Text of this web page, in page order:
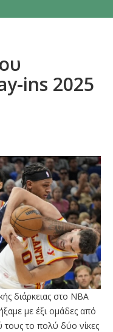
ins 2025
διάρκειας στο ΝΒΑ
με έξι ομάδες από
τους το πολύ δύο νίκες